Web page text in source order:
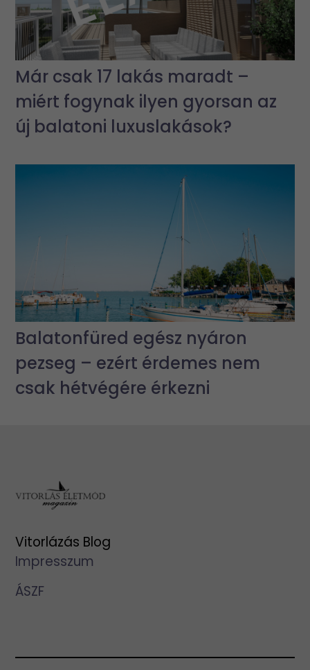
Már csak 17 lakás maradt –
miért fogynak ilyen gyorsan az
új balatoni luxuslakások?
Balatonfüred egész nyáron
pezseg – ezért érdemes nem
csak hétvégére érkezni
Vitorlázás Blog
Impresszum
ÁSZF